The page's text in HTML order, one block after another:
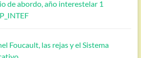
de abordo, año interestelar 1
Foucault, las rejas y el Sistema